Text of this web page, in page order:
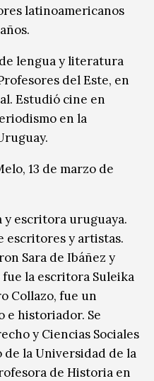
latinoamericanos
lengua y literatura
del Este, en
Estudió cine en
en la
13 de marzo de
y escritora uruguaya.
escritores y artistas.
Sara de Ibáñez y
la escritora Suleika
Collazo, fue un
e historiador. Se
y Ciencias Sociales
de la Universidad de la
de Historia en